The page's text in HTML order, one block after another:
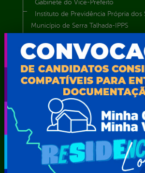
Gabinete do Vice-Prefeito
Instituto de Previdência Própria
Município de Serra Talhada-IPPS
Procuradoria Geral do Município
Secretaria de Comunicação Social
Secretaria de Desenvolvimento
Secretaria de Iluminação Pública e
Secretaria Municipal da Mulher –
Secretaria Municipal de
Secretaria Municipal de Agricultura
SEMARH / Secretaria de Agricultura
Secretaria Municipal de Educação –
Secretaria Municipal de Esporte e
Secretaria Municipal de Finanças –